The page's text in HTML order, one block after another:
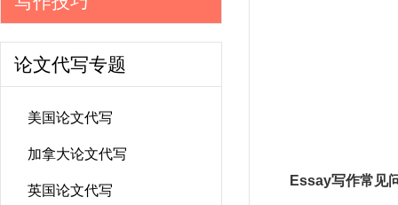
论文代写专题
美国论文代写
加拿大论文代写
英国论文代写
Essay写作常见